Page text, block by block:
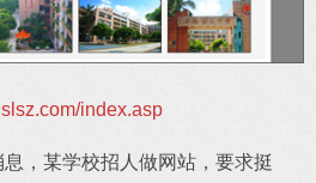
index.asp
，某学校招人做网站，要求挺